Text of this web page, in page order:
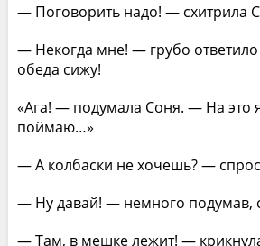
— Поговорить надо! — схитрила
— Некогда мне! — грубо
обеда сижу!
«Ага! — подумала Соня. — На это
поймаю…»
— А колбаски не хочешь? —
— Ну давай! — немного подумав,
— Там, в мешке лежит! —